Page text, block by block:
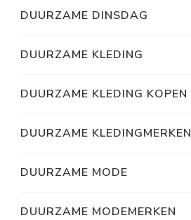
DUURZAME DINSDAG
DUURZAME KLEDING
DUURZAME KLEDING KOPEN
DUURZAME KLEDINGMERKEN
DUURZAME MODE
DUURZAME MODEMERKEN